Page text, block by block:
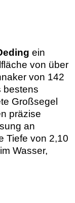
ein
von über
von 142
bestens
Großsegel
präzise
an
Tiefe von 2,10
Wasser,